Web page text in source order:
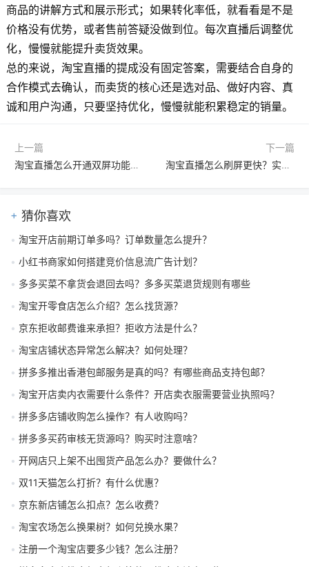
商品的讲解方式和展示形式；如果转化率低，就看看是不是
价格没有优势，或者售前答疑没做到位。每次直播后调整优
化，慢慢就能提升卖货效果。
总的来说，淘宝直播的提成没有固定答案，需要结合自身的
合作模式去确认，而卖货的核心还是选对品、做好内容、真
诚和用户沟通，只要坚持优化，慢慢就能积累稳定的销量。
上一篇
淘宝直播怎么开通双屏功能？刷屏会被处罚吗？
下一篇
淘宝直播怎么刷屏更快？实用提速技巧分享
猜你喜欢
淘宝开店前期订单多吗？订单数量怎么提升？
小红书商家如何搭建竞价信息流广告计划？
多多买菜不拿货会退回去吗？多多买菜退货规则有哪些
淘宝开零食店怎么介绍？怎么找货源？
京东拒收邮费谁来承担？拒收方法是什么？
淘宝店铺状态异常怎么解决？如何处理？
拼多多推出香港包邮服务是真的吗？有哪些商品支持包邮？
淘宝开店卖内衣需要什么条件？开店卖衣服需要营业执照吗？
拼多多店铺收购怎么操作？有人收购吗？
拼多多买药审核无货源吗？购买时注意啥？
开网店只上架不出囤货产品怎么办？要做什么？
双11天猫怎么打折？有什么优惠？
京东新店铺怎么扣点？怎么收费？
淘宝农场怎么换果树？如何兑换水果？
注册一个淘宝店要多少钱？怎么注册？